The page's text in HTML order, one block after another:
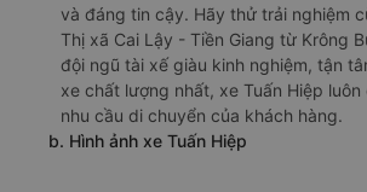
và đáng tin cậy. Hãy thử trải nghiệm
Thị xã Cai Lậy - Tiền Giang từ Krông
đội ngũ tài xế giàu kinh nghiệm, tận
xe chất lượng nhất, xe Tuấn Hiệp
nhu cầu di chuyển của khách hàng.
b. Hình ảnh xe Tuấn Hiệp